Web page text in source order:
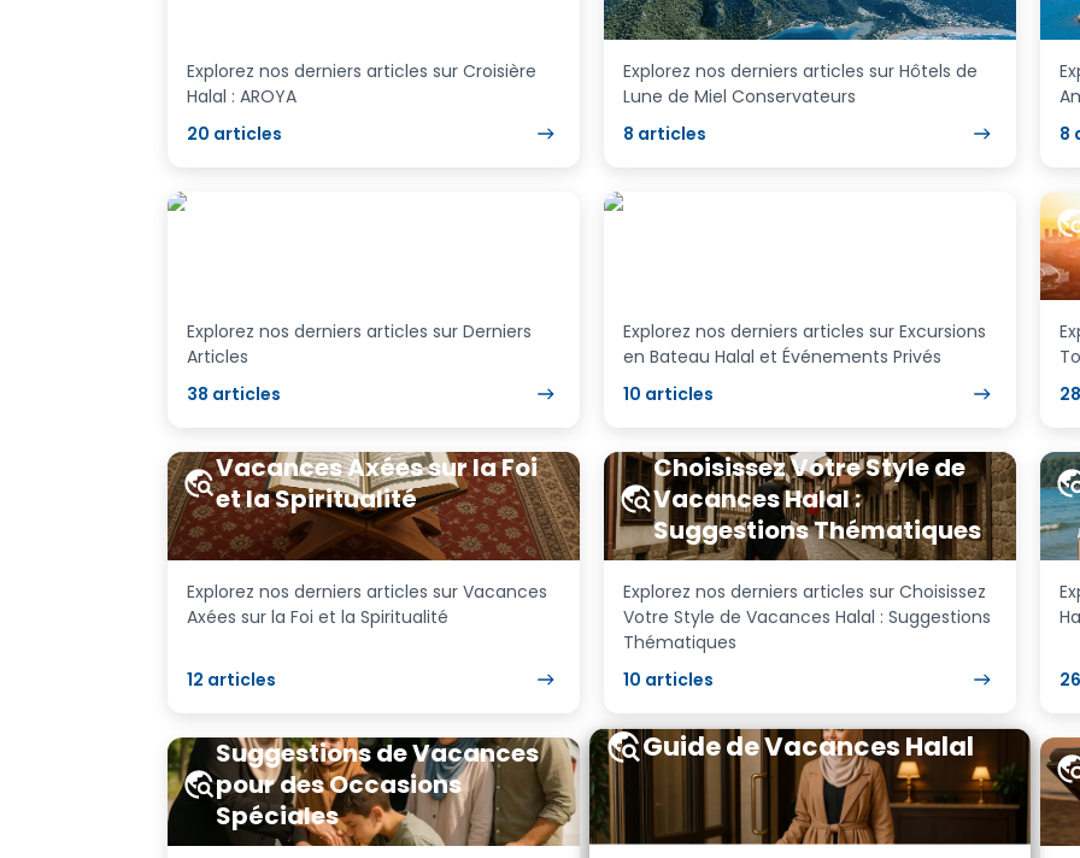
Explorez nos derniers articles sur Croisière
Halal : AROYA
20 articles
Explorez nos derniers articles sur Hôtels de
Lune de Miel Conservateurs
8 articles
8
Explorez nos derniers articles sur Derniers
Articles
38 articles
Explorez nos derniers articles sur Excursions
en Bateau Halal et Événements Privés
10 articles
28
Vacances Axées sur la Foi
et la Spiritualité
Explorez nos derniers articles sur Vacances
Axées sur la Foi et la Spiritualité
12 articles
Choisissez Votre Style de
Vacances Halal :
Suggestions Thématiques
Explorez nos derniers articles sur Choisissez
Votre Style de Vacances Halal : Suggestions
Thématiques
10 articles 26
Suggestions de Vacances
pour des Occasions
Spéciales
Guide de Vacances Halal